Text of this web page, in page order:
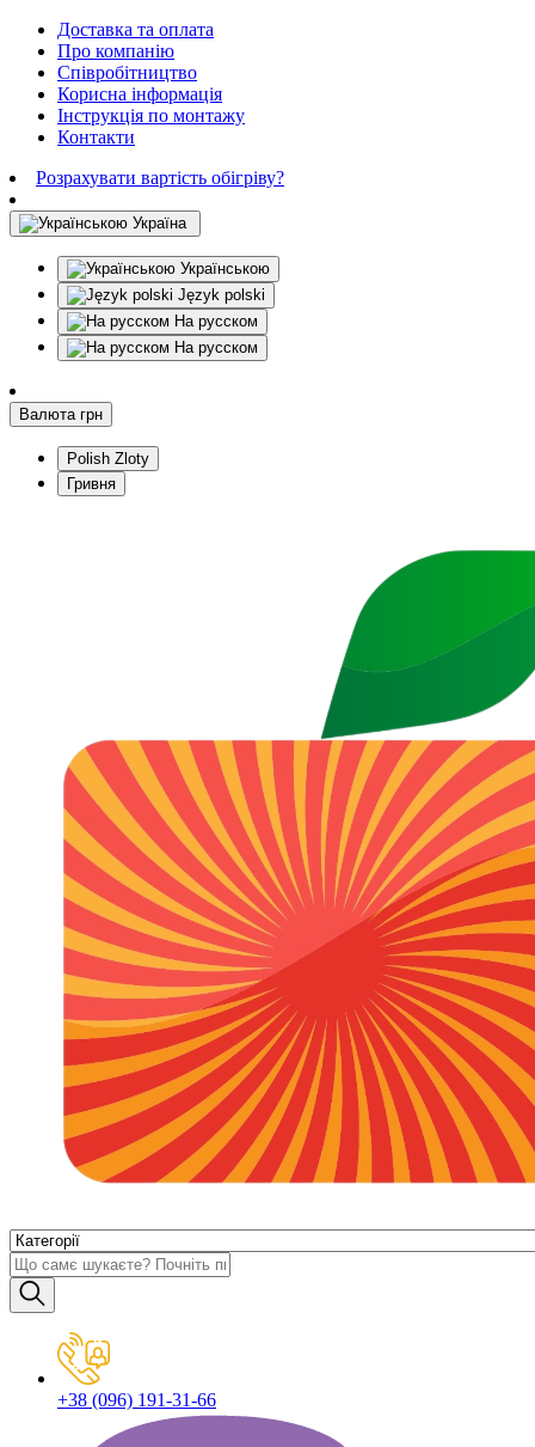
Доставка та оплата
Про компанію
Співробітництво
Корисна інформація
Інструкція по монтажу
Контакти
Розрахувати вартість обігріву?
Україна
Українською
Język polski
На русском
На русском
Валюта грн
Polish Zloty
Гривня
+38 (096) 191-31-66